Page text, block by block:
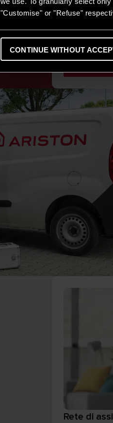
"Customise" or "Refuse"
CONTINUE WITHOUT
Utili per
minimo impatto
Rete di